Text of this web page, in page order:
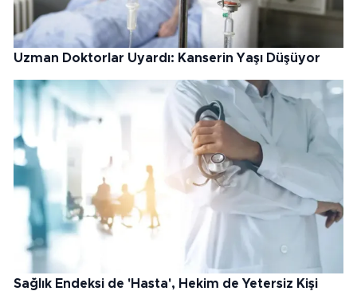
Uzman Doktorlar Uyardı: Kanserin Yaşı Düşüyor
Sağlık Endeksi de 'Hasta', Hekim de Yetersiz Kişi